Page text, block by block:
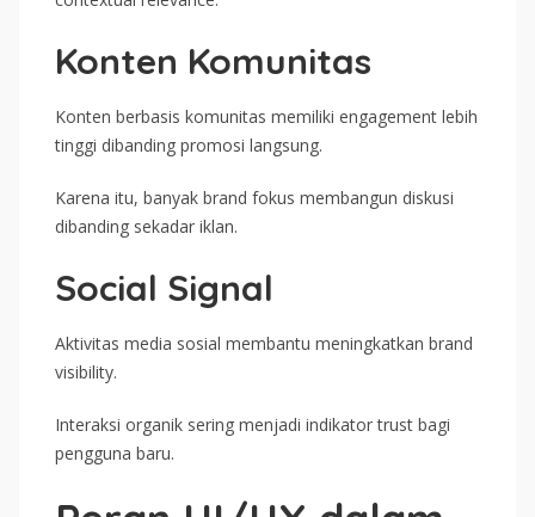
Konten Komunitas
Konten berbasis komunitas memiliki engagement lebih
tinggi dibanding promosi langsung.
Karena itu, banyak brand fokus membangun diskusi
dibanding sekadar iklan.
Social Signal
Aktivitas media sosial membantu meningkatkan brand
visibility.
Interaksi organik sering menjadi indikator trust bagi
pengguna baru.